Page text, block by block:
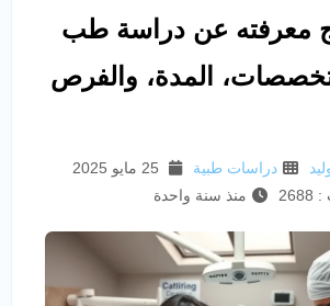
معرفته عن دراسة طب
المدة، والفرص
دراسات طبية
منذ سنة واحدة